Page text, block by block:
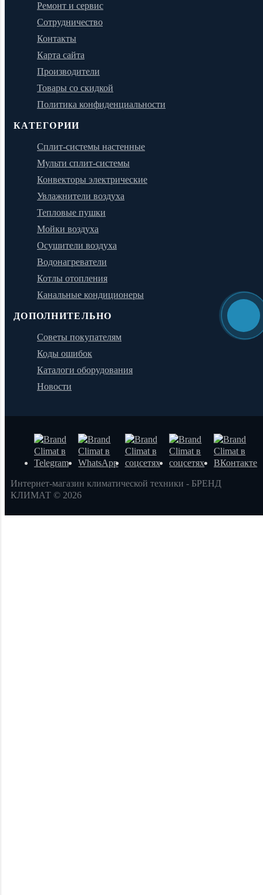
Ремонт и сервис
Сотрудничество
Контакты
Карта сайта
Производители
Товары со скидкой
Политика конфиденциальности
КАТЕГОРИИ
Сплит-системы настенные
Мульти сплит-системы
Конвекторы электрические
Увлажнители воздуха
Тепловые пушки
Мойки воздуха
Осушители воздуха
Водонагреватели
Котлы отопления
Канальные кондиционеры
ДОПОЛНИТЕЛЬНО
Советы покупателям
Коды ошибок
Каталоги оборудования
Новости
Интернет-магазин климатической техники - БРЕНД
КЛИМАТ © 2026